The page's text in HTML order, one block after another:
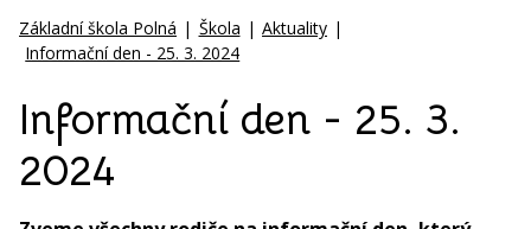
Základní škola Polná | Škola | Aktuality |
Informační den - 25. 3. 2024
Informační den - 25. 3.
2024